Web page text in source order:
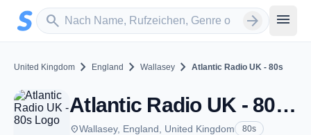
Zum Hauptinhalt springen
search
Sender suchen arrow_forward menu
United Kingdom chevron_right England chevron_right Wallasey chevron_right Atlantic Radio UK - 80s
Atlantic Radio UK - 80s - Wallasey
placeWallasey, England, United Kingdom 80s